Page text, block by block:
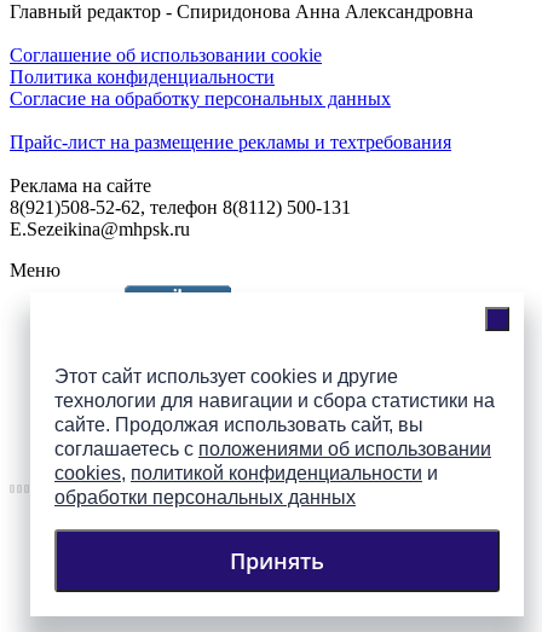
Этот сайт использует cookies и другие
технологии для навигации и сбора статистики на
сайте. Продолжая использовать сайт, вы
соглашаетесь с положениями об использовании
cookies, политикой конфиденциальности и
обработки персональных данных
Принять
Главный редактор - Спиридонова Анна Александровна
Соглашение об использовании cookie
Политика конфиденциальности
Согласие на обработку персональных данных
Прайс-лист на размещение рекламы и техтребования
Реклама на сайте
8(921)508-52-62, телефон 8(8112) 500-131
E.Sezeikina@mhpsk.ru
Меню
Подпишись на группы
ПАИ в соцсетях!